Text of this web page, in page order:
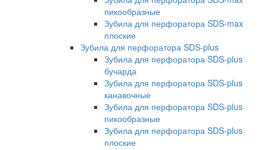
пикообразные
Зубила для перфоратора SDS-max
плоские
Зубила для перфоратора SDS-plus
Зубила для перфоратора SDS-plus
бучарда
Зубила для перфоратора SDS-plus
канавочные
Зубила для перфоратора SDS-plus
пикообразные
Зубила для перфоратора SDS-plus
плоские